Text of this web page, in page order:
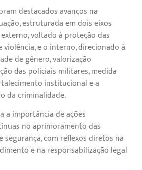
destacados avanços na
estruturada em dois eixos
voltado à proteção das
violência, e o interno, direcionado à
de gênero, valorização
das policiais militares, medida
institucional e a
da criminalidade.
a importância de ações
no aprimoramento das
segurança, com reflexos diretos na
e na responsabilização legal